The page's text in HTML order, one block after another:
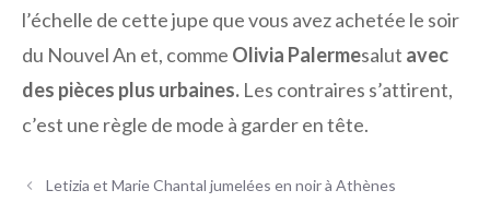
l’échelle de cette jupe que vous avez achetée le soir
du Nouvel An et, comme Olivia Palermesalut avec
des pièces plus urbaines. Les contraires s’attirent,
c’est une règle de mode à garder en tête.
Letizia et Marie Chantal jumelées en noir à Athènes